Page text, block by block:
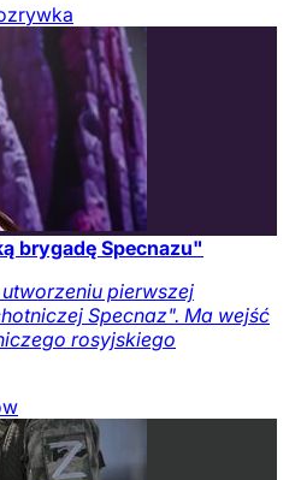
brygadę Specnazu"
pierwszej
Specnaz". Ma wejść
rosyjskiego